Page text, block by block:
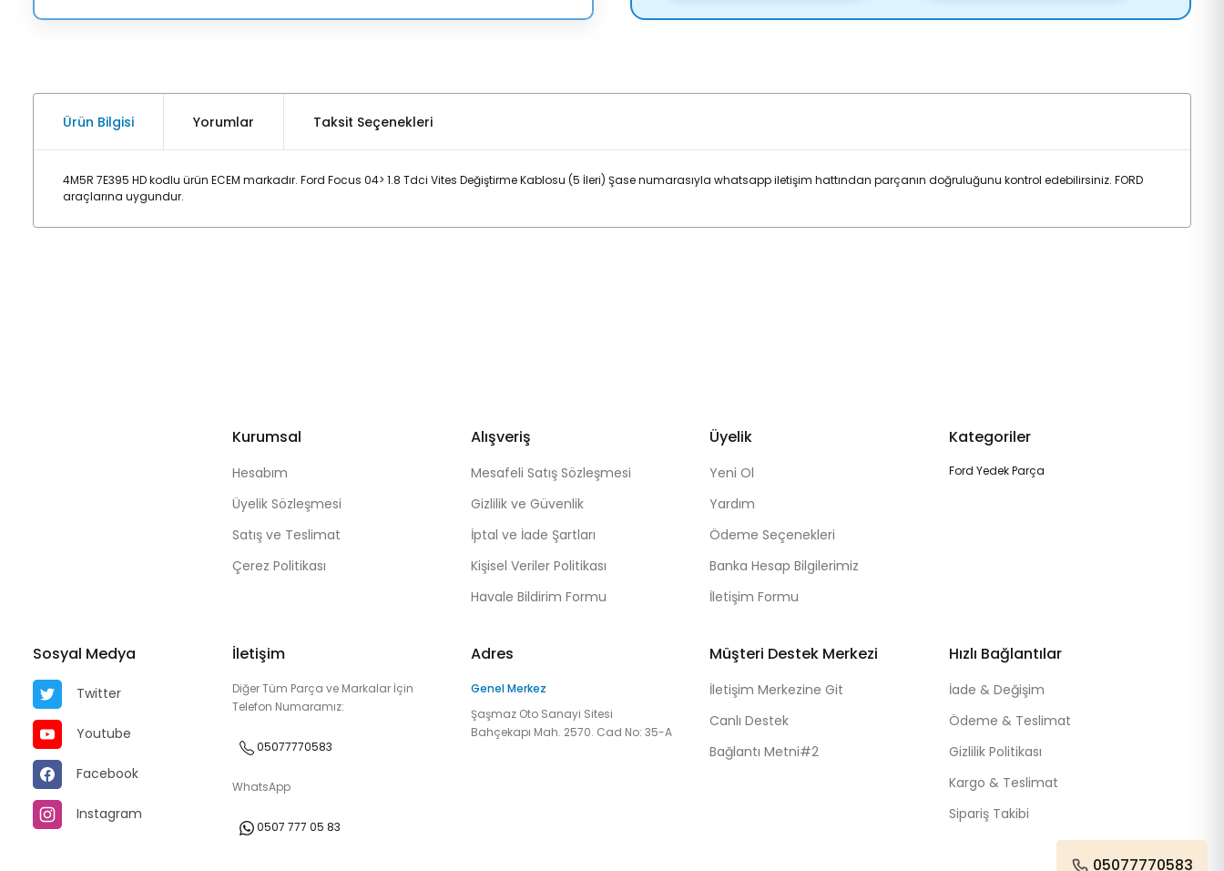
Ürün Bilgisi Yorumlar Taksit Seçenekleri
4M5R 7E395 HD kodlu ürün ECEM markadır. Ford Focus 04> 1.8 Tdci Vites Değiştirme Kablosu (5 İleri) Şase numarasıyla whatsapp iletişim hattından parçanın doğruluğunu kontrol edebilirsiniz. FORD
araçlarına uygundur.
Kurumsal
Hesabım
Üyelik Sözleşmesi
Satış ve Teslimat
Çerez Politikası
Alışveriş
Mesafeli Satış Sözleşmesi
Gizlilik ve Güvenlik
İptal ve İade Şartları
Kişisel Veriler Politikası
Havale Bildirim Formu
Üyelik
Yeni Ol
Yardım
Ödeme Seçenekleri
Banka Hesap Bilgilerimiz
İletişim Formu
Kategoriler
Ford Yedek Parça
Sosyal Medya
Twitter
Youtube
Facebook
Instagram
İletişim
Diğer Tüm Parça ve Markalar İçin
Telefon Numaramız:
05077770583
WhatsApp
0507 777 05 83
Adres
Genel Merkez
Şaşmaz Oto Sanayi Sitesi
Bahçekapı Mah. 2570. Cad No: 35-A
Müşteri Destek Merkezi
İletişim Merkezine Git
Canlı Destek
Bağlantı Metni#2
Hızlı Bağlantılar
İade & Değişim
Ödeme & Teslimat
Gizlilik Politikası
Kargo & Teslimat
Sipariş Takibi
05077770583